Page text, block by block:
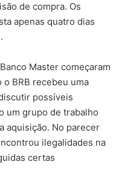
de compra. Os
apenas quatro dias
Master começaram
BRB recebeu uma
possíveis
um grupo de trabalho
aquisição. No parecer
ilegalidades na
certas